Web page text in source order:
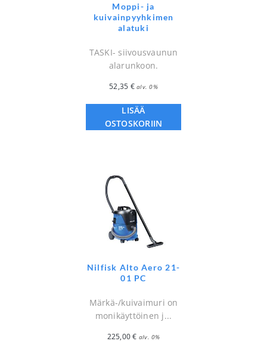
Moppi- ja
kuivainpyyhkimen
alatuki
TASKI- siivousvaunun
alarunkoon.
52,35 € alv. 0%
LISÄÄ
OSTOSKORIIN
Nilfisk Alto Aero 21-
01 PC
Märkä-/kuivaimuri on
monikäyttöinen j...
225,00€ alv. 0%